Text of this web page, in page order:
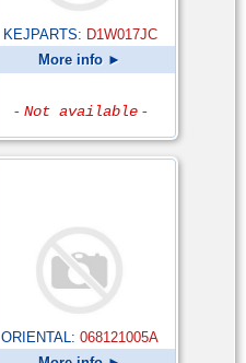
KEJPARTS: D1W017JC
More info ►
- Not available -
ORIENTAL: 068121005A